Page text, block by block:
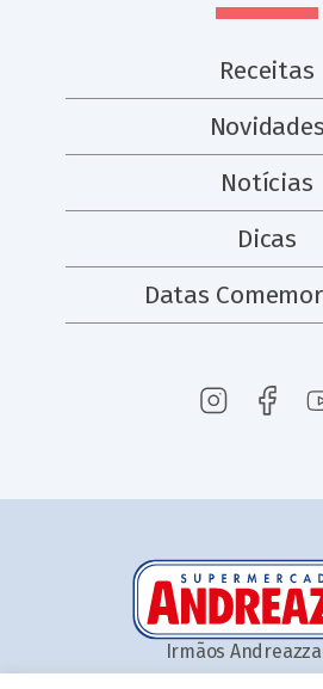
Receitas
Novidades
Notícias
Dicas
Datas
Irmãos